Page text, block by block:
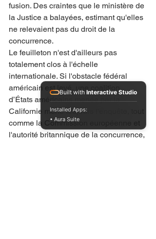
fusion. Des craintes que le ministère de
la Justice a balayées, estimant qu'elles
ne relevaient pas du droit de la
concurrence.
Le feuilleton n'est d'ailleurs pas
totalement clos à l'échelle
internationale. Si l'obstacle fédéral
américain est levé, une coalition
d’États américains menée par la
Californie mène toujours l'enquête, tout
comme la Commission européenne et
l'autorité britannique de la concurrence,
Built with Interactive Studio
Installed Apps:
• Aura Suite